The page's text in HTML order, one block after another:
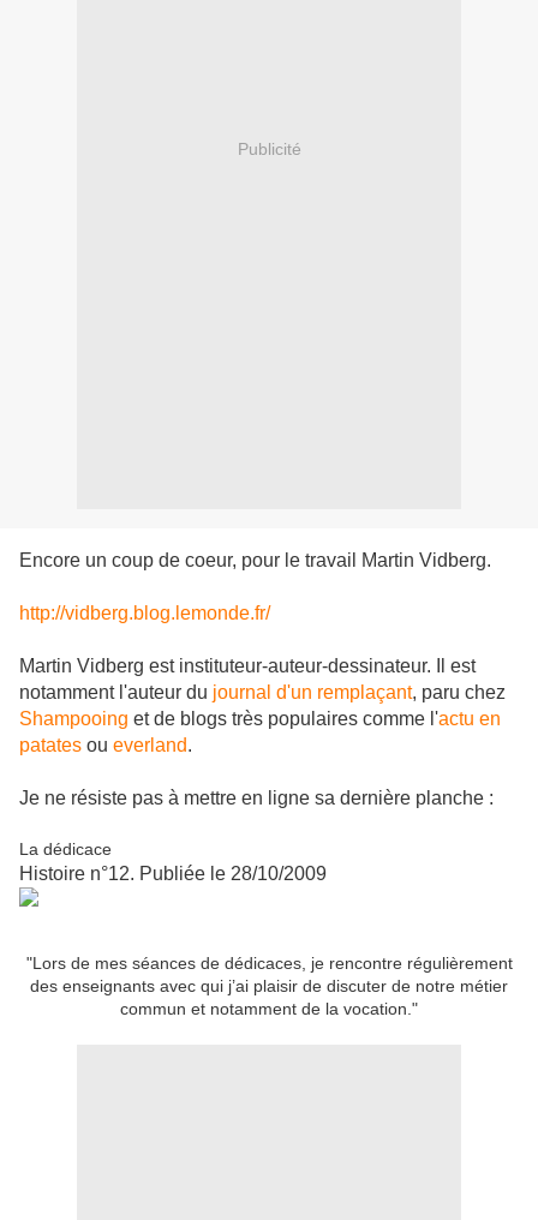
Publicité
Encore un coup de coeur, pour le travail Martin Vidberg.
http://vidberg.blog.lemonde.fr/
Martin Vidberg est instituteur-auteur-dessinateur. Il est
notamment l'auteur du journal d'un remplaçant, paru chez
Shampooing et de blogs très populaires comme l'actu en
patates ou everland.
Je ne résiste pas à mettre en ligne sa dernière planche :
La dédicace
Histoire n°12. Publiée le 28/10/2009
"Lors de mes séances de dédicaces, je rencontre régulièrement
des enseignants avec qui j’ai plaisir de discuter de notre métier
commun et notamment de la vocation."